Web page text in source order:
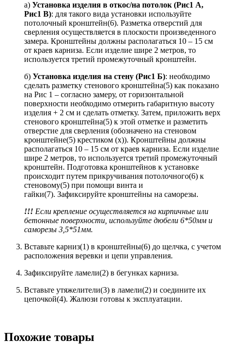
а) Установка изделия в откос/на потолок (Рис1 А,
Рис1 В): для такого вида установки используйте
потолочный кронштейн(6). Разметка отверстий для
сверления осуществляется в плоскости произведенного
замера. Кронштейны должны располагаться 10 – 15 см
от краев карниза. Если изделие шире 2 метров, то
используется третий промежуточный кронштейн.
б) Установка изделия на стену (Рис1 Б): необходимо
сделать разметку стенового кронштейна(5) как показано
на Рис 1 – согласно замеру, от горизонтальной
поверхности необходимо отмерить габаритную высоту
изделия + 2 см и сделать отметку. Затем, приложить верх
стенового кронштейна(5) к этой отметке и разметить
отверстие для сверления (обозначено на стеновом
кронштейне(5) крестиком (х)). Кронштейны должны
располагаться 10 – 15 см от краев карниза. Если изделие
шире 2 метров, то используется третий промежуточный
кронштейн. Подготовка кронштейнов к установке
происходит путем прикручивания потолочного(6) к
стеновому(5) при помощи винта и
гайки(7). Зафиксируйте кронштейны на саморезы.
!!! Если крепление осуществляется на кирпичные или
бетонные поверхности, используйте дюбели 6*50мм и
саморезы 3,5*51мм.
Вставьте карниз(1) в кронштейны(6) до щелчка, с учетом
расположения веревки и цепи управления.
Зафиксируйте ламели(2) в бегунках карниза.
Вставьте утяжелители(3) в ламели(2) и соедините их
цепочкой(4). Жалюзи готовы к эксплуатации.
Похожие товары